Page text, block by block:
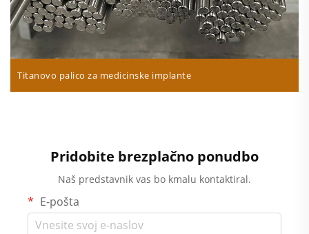
Titanovo palico za medicinske implante
Pridobite brezplačno ponudbo
Naš predstavnik vas bo kmalu kontaktiral.
E-pošta